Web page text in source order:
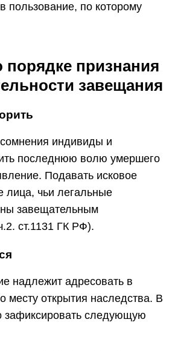
пользование, по которому
признания
завещания
индивиды и
последнюю волю умершего
Подавать исковое
лица, чьи легальные
завещательным
ст.1131 ГК РФ).
надлежит адресовать в
месту открытия наследства. В
зафиксировать следующую